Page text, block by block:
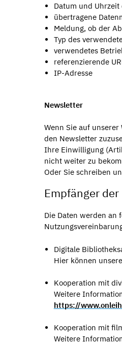
Datum und Uhrzeit
übertragene
Meldung, ob der
Typ des
verwendetes
referenzierende
IP-Adresse
Newsletter
Wenn Sie auf
den Newsletter
Ihre Einwilligung
nicht weiter zu
Oder Sie schreiben
Empfänger
Die Daten werden an
Digitale
Hier können
Kooperation mit
Weitere
https://
Kooperation mit
Weitere